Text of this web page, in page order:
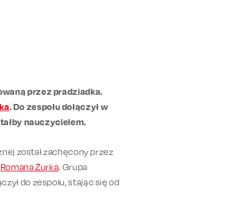
przez pradziadka.
. Do zespołu dołączył w
nauczycielem.
został zachęcony przez
Romana Żurka. Grupa
do zespołu, stając się od